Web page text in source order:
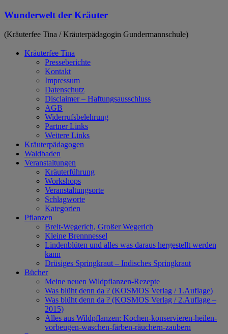
Zum
springen
Wunderwelt der Kräuter
(Kräuterfee Tina / Kräuterpädagogin Gundermannschule)
Kräuterfee Tina
Presseberichte
Kontakt
Impressum
Datenschutz
Disclaimer – Haftungsausschluss
AGB
Widerrufsbelehrung
Partner Links
Weitere Links
Kräuterpädagogen
Waldbaden
Veranstaltungen
Kräuterführung
Workshops
Veranstaltungsorte
Schlagworte
Kategorien
Pflanzen
Breit-Wegerich, Großer Wegerich
Kleine Brennnessel
Lindenblüten und alles was daraus hergestellt werden
kann
Drüsiges Springkraut – Indisches Springkraut
Bücher
Meine neuen Wildpflanzen-Rezepte
Was blüht denn da ? (KOSMOS Verlag / 1.Auflage)
Was blüht denn da ? (KOSMOS Verlag / 2.Auflage –
2015)
Alles aus Wildpflanzen: Kochen-konservieren-heilen-
vorbeugen-waschen-färben-räuchern-zaubern